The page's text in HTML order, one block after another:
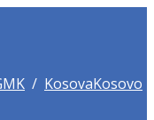
/ KosovaKosovo